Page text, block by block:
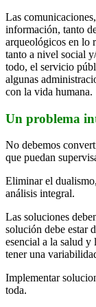
Las
información, tanto
arqueológicos en lo
tanto a nivel social
todo, el servicio
algunas
con la vida humana.
Un problema
No debemos
que puedan
Eliminar el
análisis integral.
Las soluciones
solución debe estar
esencial a la salud
tener una
Implementar
toda.